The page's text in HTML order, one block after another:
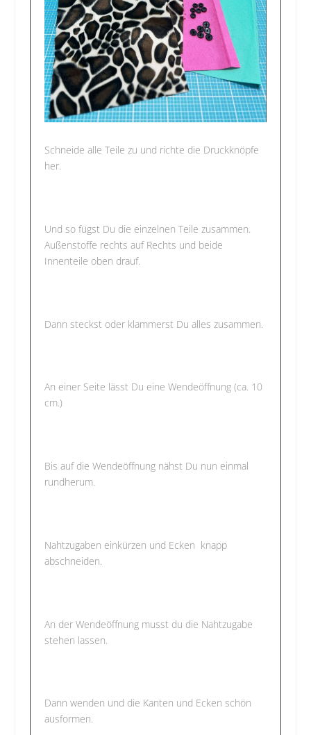
Schneide alle Teile zu und richte die Druckknöpfe
her.
Und so fügst Du die einzelnen Teile zusammen.
Außenstoffe rechts auf Rechts und beide
Innenteile oben drauf.
Dann steckst oder klammerst Du alles zusammen.
An einer Seite lässt Du eine Wendeöffnung (ca. 10
cm.)
Bis auf die Wendeöffnung nähst Du nun einmal
rundherum.
Nahtzugaben einkürzen und Ecken knapp
abschneiden.
An der Wendeöffnung musst du die Nahtzugabe
stehen lassen.
Dann wenden und die Kanten und Ecken schön
ausformen.